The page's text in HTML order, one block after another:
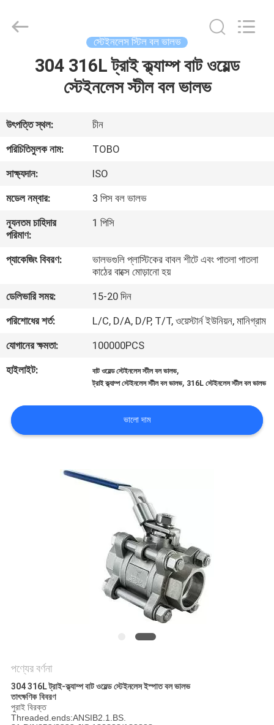
আমাদের
সম্পর্কে
কারখানা
ভ্রমণ
মান
নিয়ন্ত্রণ
যোগাযোগ
করুন
উদ্ধৃতির
GROUP
CHINA.
স্টেইনলেস স্টিল বল ভালভ
304 316L ট্রাই ক্ল্যাম্প বাট ওয়েল্ড
স্টেইনলেস স্টীল বল ভালভ
উৎপত্তি স্থল:
চীন
পরিচিতিমুলক নাম:
TOBO
সাক্ষ্যদান:
ISO
মডেল নম্বার:
3 পিস বল ভালভ
ন্যূনতম চাহিদার
পরিমাণ:
1 পিসি
প্যাকেজিং বিবরণ:
ভালভগুলি প্লাস্টিকের বাবল শীটে এবং পাতলা পাতলা
কাঠের বাক্সে মোড়ানো হয়
ডেলিভারি সময়:
15-20 দিন
পরিশোধের শর্ত:
L/C, D/A, D/P, T/T, ওয়েস্টার্ন ইউনিয়ন, মানিগ্রাম
যোগানের ক্ষমতা:
100000PCS
হাইলাইট:
বাট ওয়েল্ড স্টেইনলেস স্টীল বল ভালভ,
ট্রাই ক্ল্যাম্প স্টেইনলেস স্টীল বল ভালভ, 316L স্টেইনলেস স্টীল বল ভালভ
ভালো দাম
পণ্যের বর্ণনা
304 316L ট্রাই-ক্ল্যাম্প বাট ওয়েল্ডস্টেইনলেসইস্পাতবলভালভ
তাৎক্ষণিক বিবরণ
পুরাই বিরক্ত
Threaded.ends:ANSIB2.1.BS.